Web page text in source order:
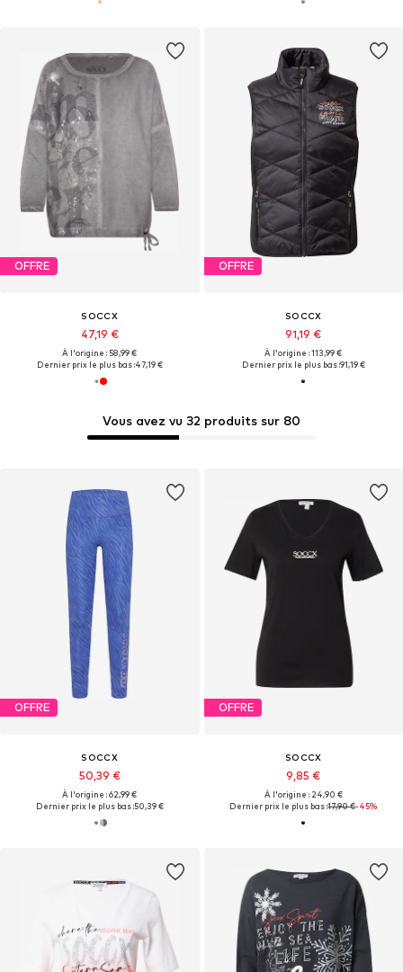
Vous avez vu 32 produits sur 80
OFFRE
SOCCX
47,19 €
À l'origine : 58,99 €
Dernier prix le plus bas :47,19 €
OFFRE
SOCCX
91,19 €
À l'origine : 113,99 €
Dernier prix le plus bas :91,19 €
OFFRE
SOCCX
50,39 €
À l'origine : 62,99 €
Dernier prix le plus bas :50,39 €
OFFRE
SOCCX
9,85 €
À l'origine : 24,90 €
Dernier prix le plus bas :17,90 €-45%